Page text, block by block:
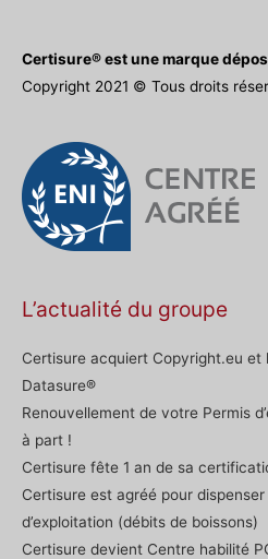
Certisure® est une marque
Copyright 2021 © Tous droits
L’actualité du groupe
Certisure acquiert Copyright.eu
Datasure®
Renouvellement de votre Permis
à part !
Certisure fête 1 an de sa
Certisure est agréé pour
d’exploitation (débits de boissons)
Certisure devient Centre habilité